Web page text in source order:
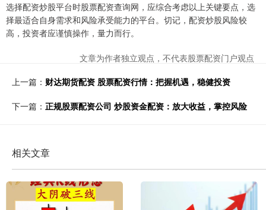
选择配资炒股平台时股票配资查询网，应综合考虑以上关键要点，选
择最适合自身需求和风险承受能力的平台。切记，配资炒股风险较
高，投资者应谨慎操作，量力而行。
文章为作者独立观点，不代表股票配资门户观点
上一篇： 财达期货配资 股票配资行情：把握机遇，稳健投资
下一篇： 正规股票配资公司 炒股资金配资：放大收益，掌控风险
相关文章